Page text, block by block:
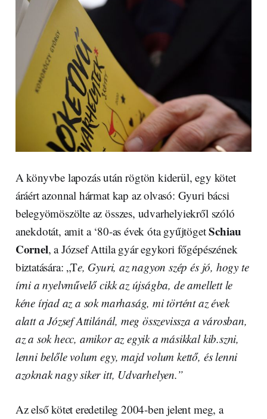
A könyvbe lapozás után rögtön kiderül, egy kötet
áráért azonnal hármat kap az olvasó: Gyuri bácsi
belegyömöszölte az összes, udvarhelyiekről szóló
anekdotát, amit a ‘80-as évek óta gyűjtögetSchiau
Cornel, a József Attila gyár egykori főgépészének
biztatására: „Te, Gyuri, az nagyon szép és jó, hogy te
írni a nyelvművelő cikk az újságba, de amellett le
kéne írjad az a sok marhaság, mi történt az évek
alatt a József Attilánál, meg összevissza a városban,
az a sok hecc, amikor az egyik a másikkal kib.szni,
lenni belőle volum egy, majd volum kettő, és lenni
azoknak nagy siker itt, Udvarhelyen.”
Az első kötet eredetileg 2004-ben jelent meg, a